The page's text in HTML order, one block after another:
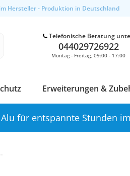
Hersteller - Produktion in Deutschland
Telefonische Beratung
044029726922
Montag - Freitag, 09:00 - 17:00
Erweiterungen &
für entspannte Stunden